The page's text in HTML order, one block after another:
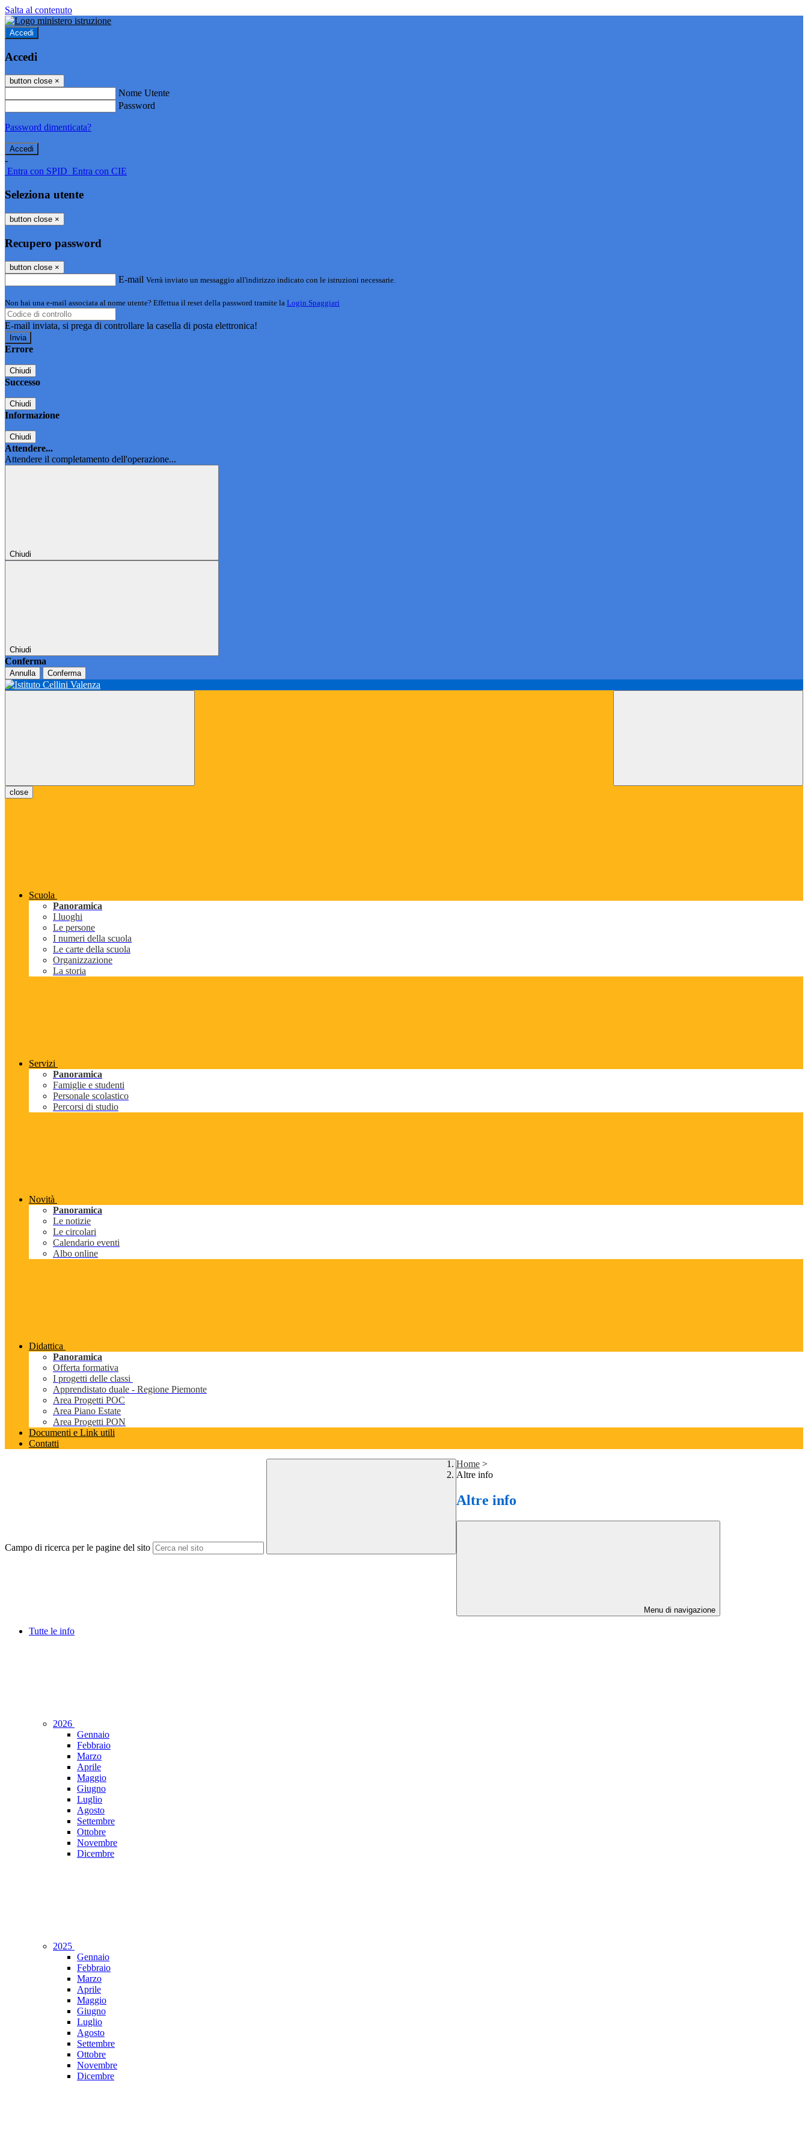
Salta al contenuto
Accedi
Accedi
button close ×
Nome Utente
Password
Password dimenticata?
-
Entra con SPID Entra con CIE
Seleziona utente
button close ×
Recupero password
button close ×
E-mail Verrà inviato un messaggio all'indirizzo indicato con le istruzioni necessarie.
Non hai una e-mail associata al nome utente? Effettua il reset della password tramite la Login Spaggiari
E-mail inviata, si prega di controllare la casella di posta elettronica!
Errore
Chiudi
Successo
Chiudi
Informazione
Chiudi
Attendere...
Attendere il completamento dell'operazione...
Chiudi
Chiudi
Conferma
Annulla Conferma
close
Scuola
Panoramica
I luoghi
Le persone
I numeri della scuola
Le carte della scuola
Organizzazione
La storia
Servizi
Panoramica
Famiglie e studenti
Personale scolastico
Percorsi di studio
Novità
Panoramica
Le notizie
Le circolari
Calendario eventi
Albo online
Didattica
Panoramica
Offerta formativa
I progetti delle classi
Apprendistato duale - Regione Piemonte
Area Progetti POC
Area Piano Estate
Area Progetti PON
Documenti e Link utili
Contatti
Campo di ricerca per le pagine del sito
Home >
Altre info
Altre info
Menu di navigazione
Tutte le info
2026
Gennaio
Febbraio
Marzo
Aprile
Maggio
Giugno
Luglio
Agosto
Settembre
Ottobre
Novembre
Dicembre
2025
Gennaio
Febbraio
Marzo
Aprile
Maggio
Giugno
Luglio
Agosto
Settembre
Ottobre
Novembre
Dicembre